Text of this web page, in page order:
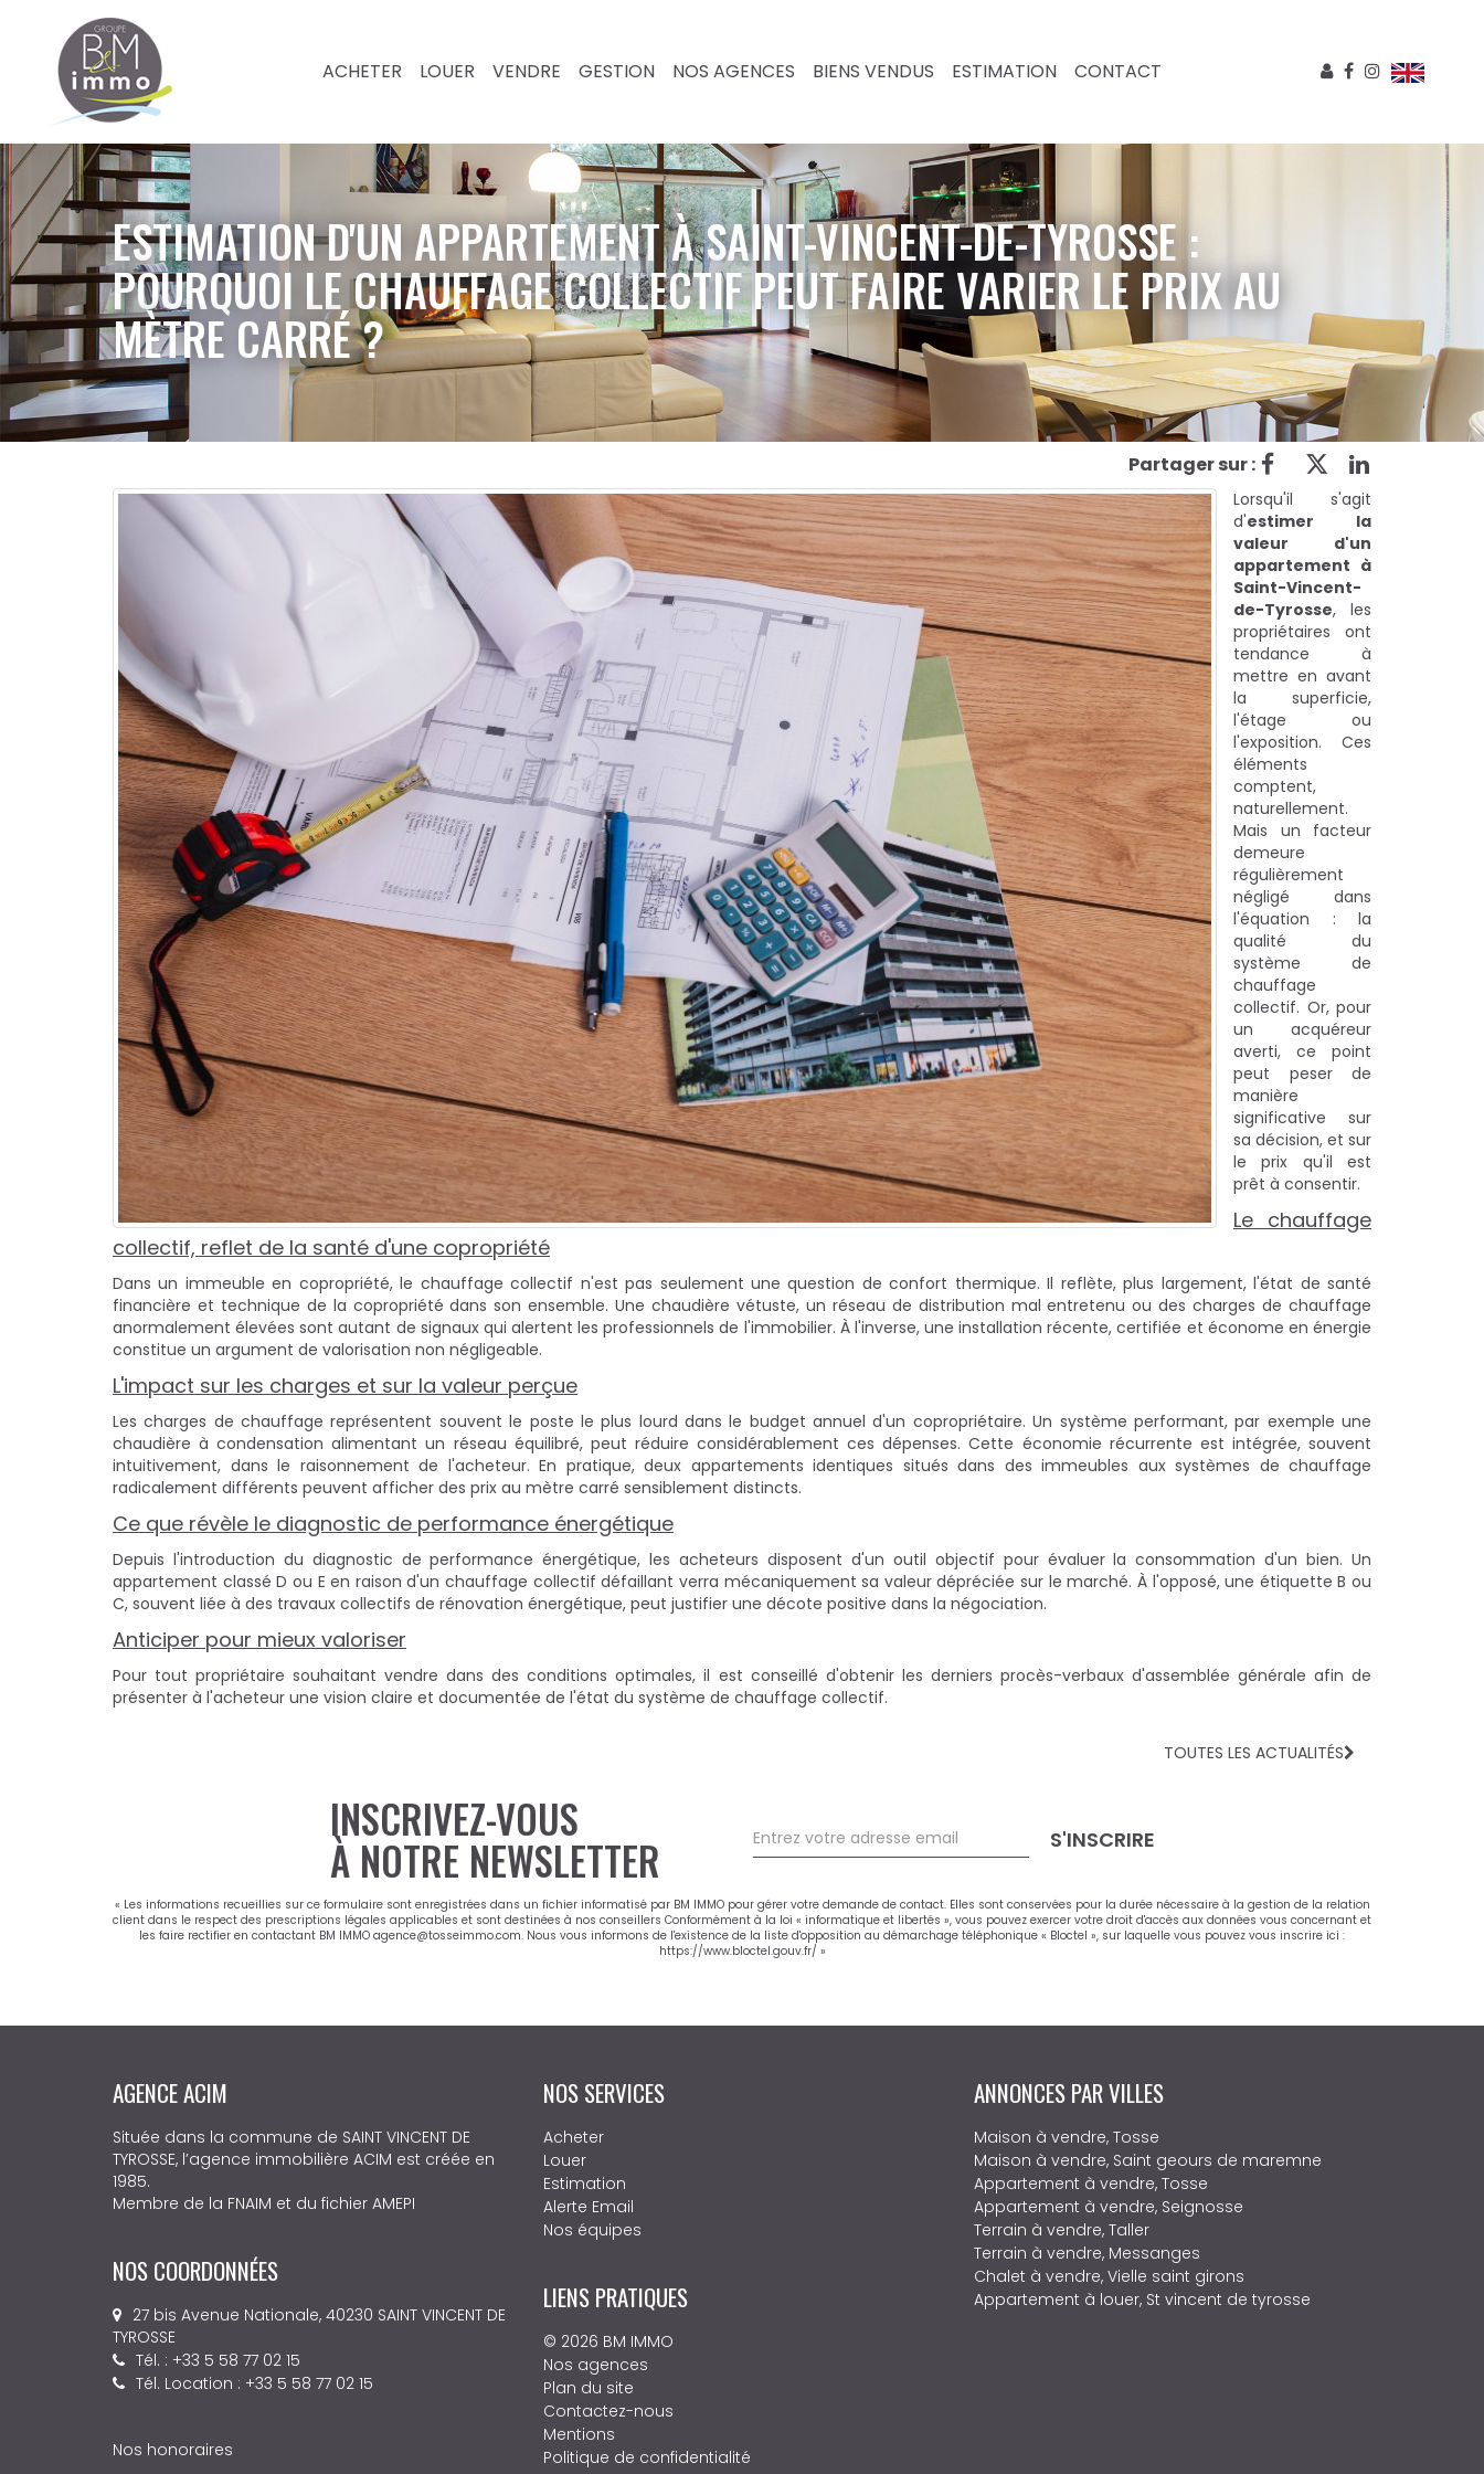
ACHETER LOUER VENDRE GESTION NOS AGENCES BIENS VENDUS ESTIMATION CONTACT
ESTIMATION D'UN APPARTEMENT À SAINT-VINCENT-DE-TYROSSE :
POURQUOI LE CHAUFFAGE COLLECTIF PEUT FAIRE VARIER LE PRIX AU
MÈTRE CARRÉ ?
Partager sur :
Lorsqu'il s'agit
d'estimer la
valeur d'un
appartement à
Saint-Vincent-
de-Tyrosse, les
propriétaires ont
tendance à
mettre en avant
la superficie,
l'étage ou
l'exposition. Ces
éléments
comptent,
naturellement.
Mais un facteur
demeure
régulièrement
négligé dans
l'équation : la
qualité du
système de
chauffage
collectif. Or, pour
un acquéreur
averti, ce point
peut peser de
manière
significative sur
sa décision, et sur
le prix qu'il est
prêt à consentir.
Le chauffage
collectif, reflet de la santé d'une copropriété
Dans un immeuble en copropriété, le chauffage collectif n'est pas seulement une question de confort thermique. Il reflète, plus largement, l'état de santé
financière et technique de la copropriété dans son ensemble. Une chaudière vétuste, un réseau de distribution mal entretenu ou des charges de chauffage
anormalement élevées sont autant de signaux qui alertent les professionnels de l'immobilier. À l'inverse, une installation récente, certifiée et économe en énergie
constitue un argument de valorisation non négligeable.
L'impact sur les charges et sur la valeur perçue
Les charges de chauffage représentent souvent le poste le plus lourd dans le budget annuel d'un copropriétaire. Un système performant, par exemple une
chaudière à condensation alimentant un réseau équilibré, peut réduire considérablement ces dépenses. Cette économie récurrente est intégrée, souvent
intuitivement, dans le raisonnement de l'acheteur. En pratique, deux appartements identiques situés dans des immeubles aux systèmes de chauffage
radicalement différents peuvent afficher des prix au mètre carré sensiblement distincts.
Ce que révèle le diagnostic de performance énergétique
Depuis l'introduction du diagnostic de performance énergétique, les acheteurs disposent d'un outil objectif pour évaluer la consommation d'un bien. Un
appartement classé D ou E en raison d'un chauffage collectif défaillant verra mécaniquement sa valeur dépréciée sur le marché. À l'opposé, une étiquette B ou
C, souvent liée à des travaux collectifs de rénovation énergétique, peut justifier une décote positive dans la négociation.
Anticiper pour mieux valoriser
Pour tout propriétaire souhaitant vendre dans des conditions optimales, il est conseillé d'obtenir les derniers procès-verbaux d'assemblée générale afin de
présenter à l'acheteur une vision claire et documentée de l'état du système de chauffage collectif.
TOUTES LES ACTUALITÉS
INSCRIVEZ-VOUS
À NOTRE NEWSLETTER S'INSCRIRE
« Les informations recueillies sur ce formulaire sont enregistrées dans un fichier informatisé par BM IMMO pour gérer votre demande de contact. Elles sont conservées pour la durée nécessaire à la gestion de la relation
client dans le respect des prescriptions légales applicables et sont destinées à nos conseillers Conformément à la loi « informatique et libertés », vous pouvez exercer votre droit d'accès aux données vous concernant et
les faire rectifier en contactant BM IMMO agence@tosseimmo.com. Nous vous informons de l'existence de la liste d'opposition au démarchage téléphonique « Bloctel », sur laquelle vous pouvez vous inscrire ici :
https://www.bloctel.gouv.fr/ »
AGENCE ACIM
Située dans la commune de SAINT VINCENT DE
TYROSSE, l’agence immobilière ACIM est créée en
1985.
Membre de la FNAIM et du fichier AMEPI
NOS COORDONNÉES
27 bis Avenue Nationale, 40230 SAINT VINCENT DE
TYROSSE
Tél. : +33 5 58 77 02 15
Tél. Location : +33 5 58 77 02 15
Nos honoraires
NOS SERVICES
Acheter
Louer
Estimation
Alerte Email
Nos équipes
LIENS PRATIQUES
© 2026 BM IMMO
Nos agences
Plan du site
Contactez-nous
Mentions
Politique de confidentialité
ANNONCES PAR VILLES
Maison à vendre, Tosse
Maison à vendre, Saint geours de maremne
Appartement à vendre, Tosse
Appartement à vendre, Seignosse
Terrain à vendre, Taller
Terrain à vendre, Messanges
Chalet à vendre, Vielle saint girons
Appartement à louer, St vincent de tyrosse